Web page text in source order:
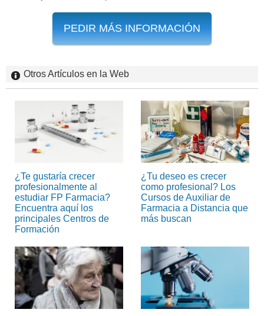
PEDIR MÁS INFORMACIÓN
Otros Artículos en la Web
¿Te gustaría crecer
profesionalmente al
estudiar FP Farmacia?
Encuentra aquí los
principales Centros de
Formación
¿Tu deseo es crecer
como profesional? Los
Cursos de Auxiliar de
Farmacia a Distancia que
más buscan